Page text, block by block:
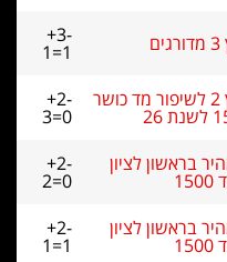
+3-
1=1
שח קיץ 2 לשיפור מד כושר +2-
3=0
בראשון לציון +2-
2=0
בראשון לציון +2-
1=1